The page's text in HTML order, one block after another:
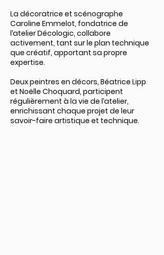
La décoratrice et scénographe
Caroline Emmelot, fondatrice de
l’atelier Décologic, collabore
activement, tant sur le plan technique
que créatif, apportant sa propre
expertise.
Deux peintres en décors, Béatrice Lipp
et Noëlle Choquard, participent
régulièrement à la vie de l’atelier,
enrichissant chaque projet de leur
savoir-faire artistique et technique.